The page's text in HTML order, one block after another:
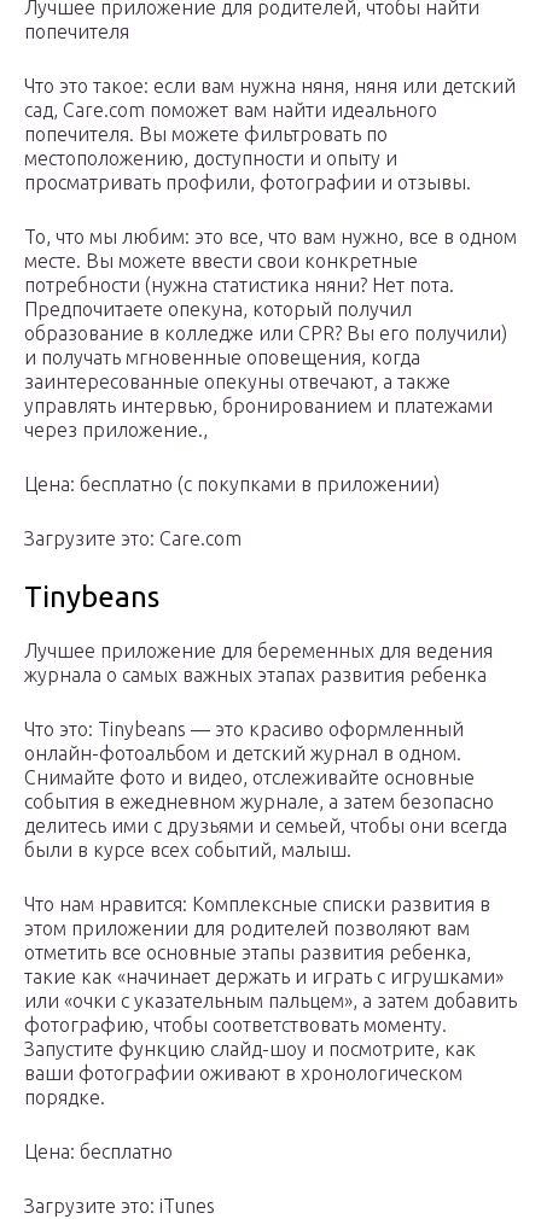
Лучшее приложение для родителей, чтобы найти
попечителя
Что это такое: если вам нужна няня, няня или детский
сад, Care.com поможет вам найти идеального
попечителя. Вы можете фильтровать по
местоположению, доступности и опыту и
просматривать профили, фотографии и отзывы.
То, что мы любим: это все, что вам нужно, все в одном
месте. Вы можете ввести свои конкретные
потребности (нужна статистика няни? Нет пота.
Предпочитаете опекуна, который получил
образование в колледже или CPR? Вы его получили)
и получать мгновенные оповещения, когда
заинтересованные опекуны отвечают, а также
управлять интервью, бронированием и платежами
через приложение.,
Цена: бесплатно (с покупками в приложении)
Загрузите это: Care.com
Tinybeans
Лучшее приложение для беременных для ведения
журнала о самых важных этапах развития ребенка
Что это: Tinybeans — это красиво оформленный
онлайн-фотоальбом и детский журнал в одном.
Снимайте фото и видео, отслеживайте основные
события в ежедневном журнале, а затем безопасно
делитесь ими с друзьями и семьей, чтобы они всегда
были в курсе всех событий, малыш.
Что нам нравится: Комплексные списки развития в
этом приложении для родителей позволяют вам
отметить все основные этапы развития ребенка,
такие как «начинает держать и играть с игрушками»
или «очки с указательным пальцем», а затем добавить
фотографию, чтобы соответствовать моменту.
Запустите функцию слайд-шоу и посмотрите, как
ваши фотографии оживают в хронологическом
порядке.
Цена: бесплатно
Загрузите это: iTunes